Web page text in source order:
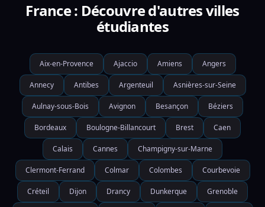
France : Découvre d'autres villes
étudiantes
Aix-en-Provence Ajaccio Amiens Angers
Annecy Antibes Argenteuil Asnières-sur-Seine
Aulnay-sous-Bois Avignon Besançon Béziers
Bordeaux Boulogne-Billancourt Brest Caen
Calais Cannes Champigny-sur-Marne
Clermont-Ferrand Colmar Colombes Courbevoie
Créteil Dijon Drancy Dunkerque Grenoble